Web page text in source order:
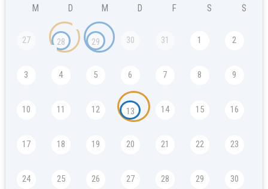
M D M D F S S
27 28 29 30 31 1 2
3 4 5 6 7 8 9
10 11 12 13 14 15 16
17 18 19 20 21 22 23
24 25 26 27 28 29 30